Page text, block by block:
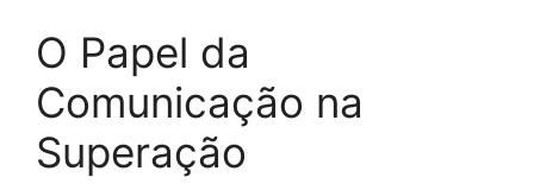
O Papel da
Comunicação na
Superação